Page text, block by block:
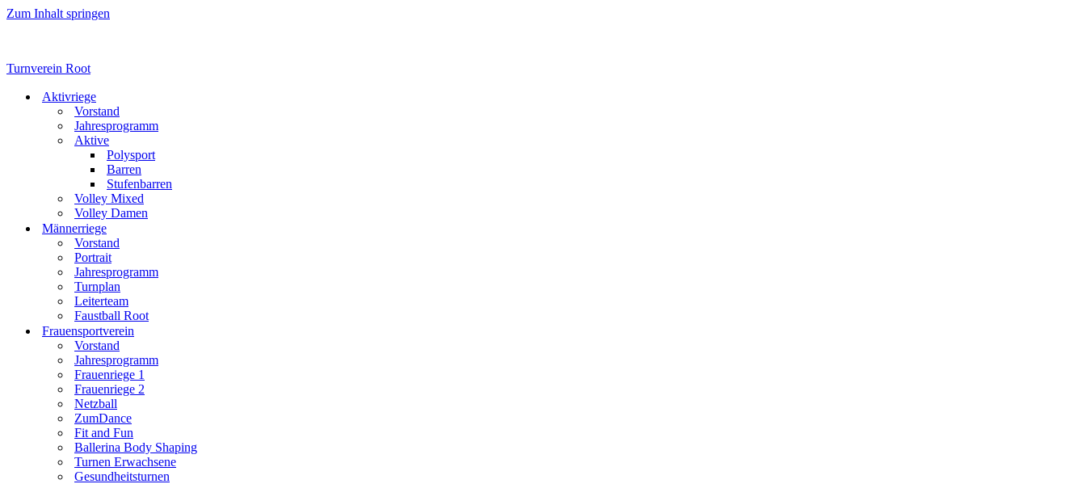
Zum Inhalt springen
Turnverein Root
Aktivriege
Vorstand
Jahresprogramm
Aktive
Polysport
Barren
Stufenbarren
Volley Mixed
Volley Damen
Männerriege
Vorstand
Portrait
Jahresprogramm
Turnplan
Leiterteam
Faustball Root
Frauensportverein
Vorstand
Jahresprogramm
Frauenriege 1
Frauenriege 2
Netzball
ZumDance
Fit and Fun
Ballerina Body Shaping
Turnen Erwachsene
Gesundheitsturnen